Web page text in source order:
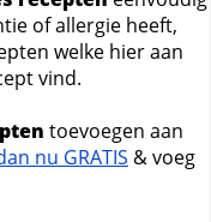
of allergie heeft,
welke hier aan
vind.
toevoegen aan
nu GRATIS & voeg